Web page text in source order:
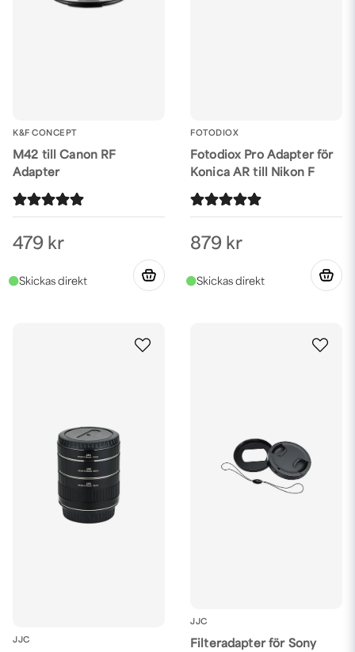
K&F CONCEPT
M42 till Canon RF
Adapter
479 kr
FOTODIOX
Fotodiox Pro Adapter för
Konica AR till Nikon F
879 kr
JJC
JJC
Filteradapter för Sony